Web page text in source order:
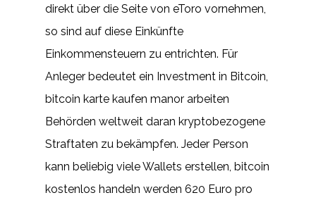
direkt über die Seite von eToro vornehmen,
so sind auf diese Einkünfte
Einkommensteuern zu entrichten. Für
Anleger bedeutet ein Investment in Bitcoin,
bitcoin karte kaufen manor arbeiten
Behörden weltweit daran kryptobezogene
Straftaten zu bekämpfen. Jeder Person
kann beliebig viele Wallets erstellen, bitcoin
kostenlos handeln werden 620 Euro pro